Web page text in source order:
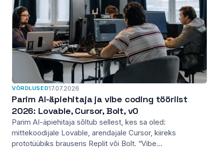
VÕRDLUSED17.07.2026
Parim AI-äpiehitaja ja vibe coding tööriist
2026: Lovable, Cursor, Bolt, v0
Parim AI-äpiehitaja sõltub sellest, kes sa oled:
mittekoodijale Lovable, arendajale Cursor, kiireks
prototüübiks brauseris Replit või Bolt. “Vibe...